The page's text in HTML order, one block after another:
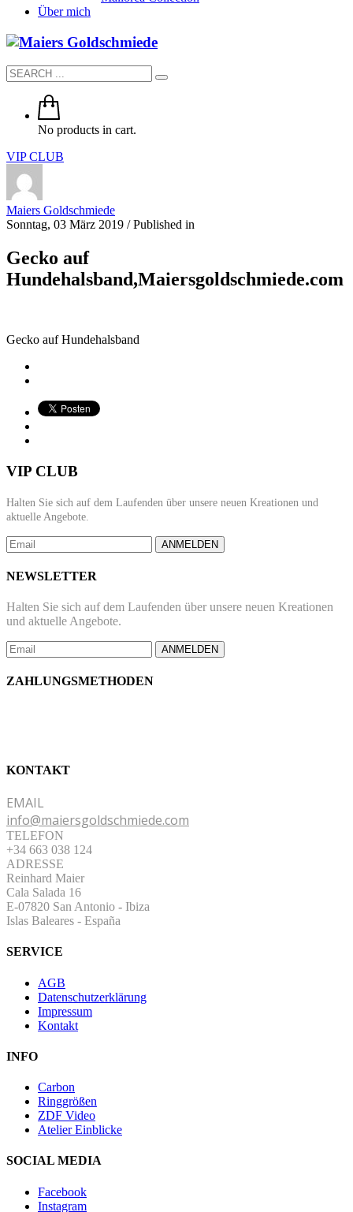
Über mich
No products in cart.
VIP CLUB
Maiers Goldschmiede
Sonntag, 03 März 2019 /Published in
Gecko auf
Hundehalsband,Maiersgoldschmiede.com
Gecko auf Hundehalsband
VIP CLUB
Halten Sie sich auf dem Laufenden über unsere neuen Kreationen und
aktuelle Angebote.
ANMELDEN
NEWSLETTER
Halten Sie sich auf dem Laufenden über unsere neuen Kreationen
und aktuelle Angebote.
ANMELDEN
ZAHLUNGSMETHODEN
KONTAKT
EMAIL
info@maiersgoldschmiede.com
TELEFON
+34 663 038 124
ADRESSE
Reinhard Maier
Cala Salada 16
E-07820 San Antonio - Ibiza
Islas Baleares - España
SERVICE
AGB
Datenschutzerklärung
Impressum
Kontakt
INFO
Carbon
Ringgrößen
ZDF Video
Atelier Einblicke
SOCIAL MEDIA
Facebook
Instagram